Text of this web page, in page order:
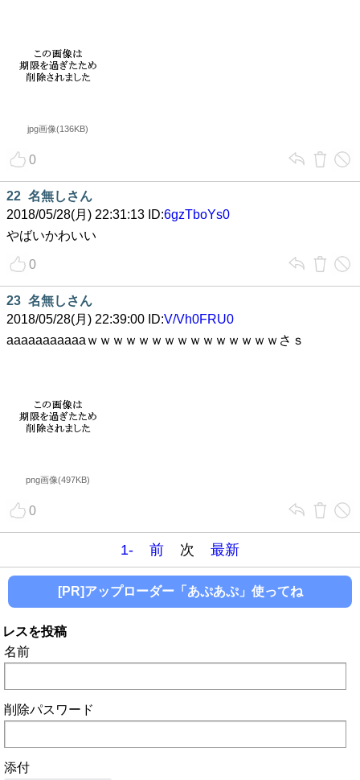
jpg画像(136KB)
0
22 名無しさん
2018/05/28(月) 22:31:13 ID:6gzTboYs0
やばいかわいい
0
23 名無しさん
2018/05/28(月) 22:39:00 ID:V/Vh0FRU0
aaaaaaaaaaaｗｗｗｗｗｗｗｗｗｗｗｗｗｗｗさｓ
png画像(497KB)
0
1- 前 次 最新
[PR]アップローダー「あぷあぷ」使ってね
レスを投稿
名前
削除パスワード
添付